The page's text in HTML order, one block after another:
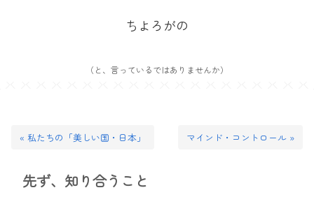
ちよろがの
（と、言っているではありませんか）
« 私たちの「美しい国・日本」 マインド・コントロール »
先ず、知り合うこと